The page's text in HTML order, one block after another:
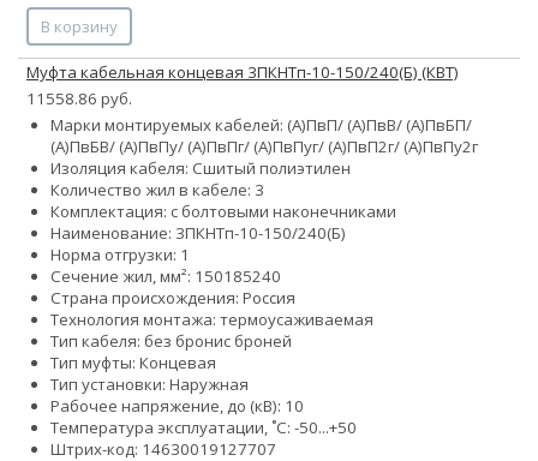
В корзину
Муфта кабельная концевая 3ПКНТп-10-150/240(Б) (КВТ)
11558.86 руб.
Марки монтируемых кабелей: (А)ПвП/ (А)ПвВ/ (А)ПвБП/
(А)ПвБВ/ (А)ПвПу/ (А)ПвПг/ (А)ПвПуг/ (А)ПвП2г/ (А)ПвПу2г
Изоляция кабеля: Сшитый полиэтилен
Количество жил в кабеле: 3
Комплектация: с болтовыми наконечниками
Наименование: 3ПКНТп-10-150/240(Б)
Норма отгрузки: 1
Сечение жил, мм²: 150185240
Страна происхождения: Россия
Технология монтажа: термоусаживаемая
Тип кабеля: без бронис броней
Тип муфты: Концевая
Тип установки: Наружная
Рабочее напряжение, до (кВ): 10
Температура эксплуатации, ˚С: -50...+50
Штрих-код: 14630019127707